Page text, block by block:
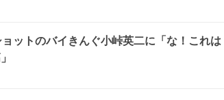
ョットのバイきんぐ小峠英二に「な！これ